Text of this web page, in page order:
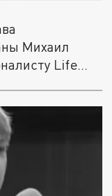
Михаил
Life...